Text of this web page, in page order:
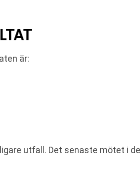
är:
utfall. Det senaste mötet i